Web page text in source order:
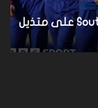
نتائج Hundred 2026: فاز فريق Southern Brave على متذيل